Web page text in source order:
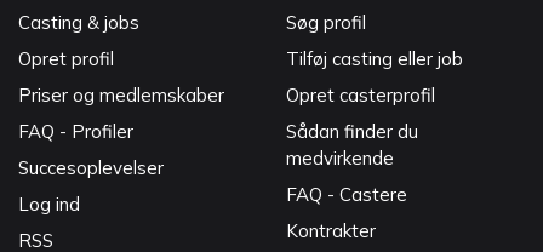
Casting & jobs
Opret profil
Priser og medlemskaber
FAQ - Profiler
Succesoplevelser
Log ind
RSS
Søg profil
Tilføj casting eller job
Opret casterprofil
Sådan finder du
medvirkende
FAQ - Castere
Kontrakter